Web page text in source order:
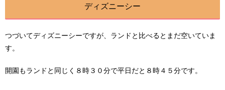
ディズニーシー
つづいてディズニーシーですが、ランドと比べるとまだ空いていま
す。
開園もランドと同じく８時３０分で平日だと８時４５分です。